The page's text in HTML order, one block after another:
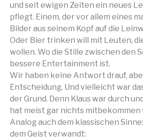
und seit ewigen Zeiten ein neues
pflegt. Einem, der vor allem eines
Bilder aus seinem Kopf auf die
Oder Bier trinken will mit Leuten,
wollen. Wo die Stille zwischen den
bessere Entertainment ist.
Wir haben keine Antwort drauf,
Entscheidung. Und vielleicht war
der Grund. Denn Klaus war durch
hat meist gar nichts mitbekommen
Analog auch dem klassischen
dem Geist verwandt: